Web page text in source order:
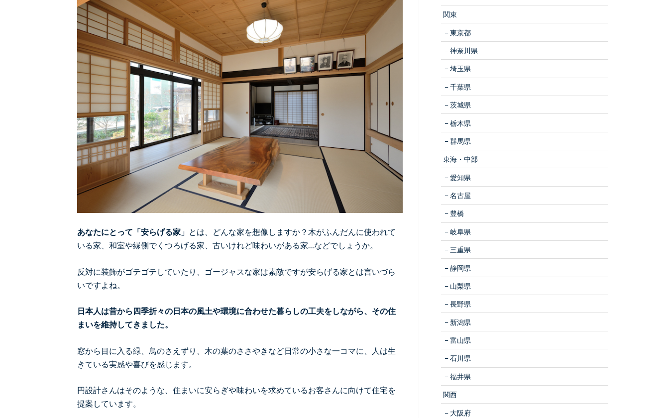
あなたにとって「安らげる家」 とは、どんな家を想像しますか？木がふんだんに使われて
いる家、和室や縁側でくつろげる家、古いけれど味わいがある家…などでしょうか。
反対に装飾がゴテゴテしていたり、ゴージャスな家は素敵ですが安らげる家とは言いづら
いですよね。
日本人は昔から四季折々の日本の風土や環境に合わせた暮らしの工夫をしながら、その住
まいを維持してきました。
窓から目に入る緑、鳥のさえずり、木の葉のささやきなど日常の小さな一コマに、人は生
きている実感や喜びを感じます。
円設計さんはそのような、住まいに安らぎや味わいを求めているお客さんに向けて住宅を
提案しています。
関東
東京都
神奈川県
埼玉県
千葉県
茨城県
栃木県
群馬県
東海・中部
愛知県
名古屋
豊橋
岐阜県
三重県
静岡県
山梨県
長野県
新潟県
富山県
石川県
福井県
関西
大阪府